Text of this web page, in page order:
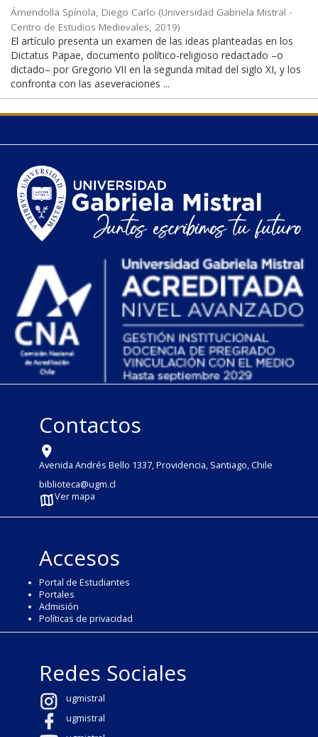
Ámendolla Spínola, Diego Carlo (Universidad Gabriela Mistral -
Centro de Estudios Medievales, 2019)
El artículo presenta un examen de las ideas planteadas en los
Dictatus Papae, documento político-religioso redactado –o
dictado– por Gregorio VII en la segunda mitad del siglo XI, y los
confronta con las aseveraciones ...
Contactos
Avenida Andrés Bello 1337, Providencia, Santiago, Chile
biblioteca@ugm.cl
Ver mapa
Accesos
Portal de Estudiantes
Portales
Admisión
Políticas de privacidad
Redes Sociales
ugmistral
ugmistral